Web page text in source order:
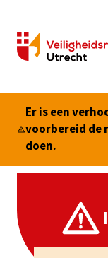
Er is een
voorbereid de
doen.